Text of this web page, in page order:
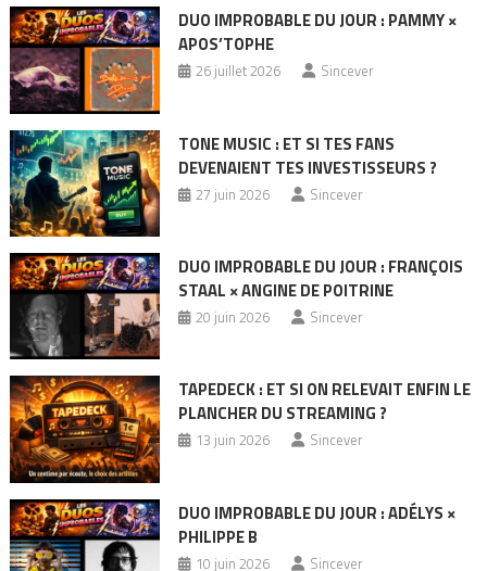
DUO IMPROBABLE DU JOUR : PAMMY ×
APOS’TOPHE
26 juillet 2026 Sincever
TONE MUSIC : ET SI TES FANS
DEVENAIENT TES INVESTISSEURS ?
27 juin 2026 Sincever
DUO IMPROBABLE DU JOUR : FRANÇOIS
STAAL × ANGINE DE POITRINE
20 juin 2026 Sincever
TAPEDECK : ET SI ON RELEVAIT ENFIN LE
PLANCHER DU STREAMING ?
13 juin 2026 Sincever
DUO IMPROBABLE DU JOUR : ADÉLYS ×
PHILIPPE B
10 juin 2026 Sincever